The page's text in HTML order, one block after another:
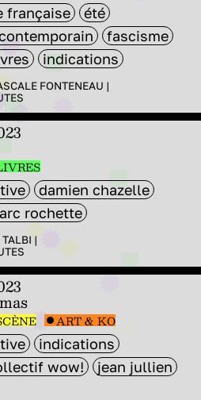
française
été
fascisme
indications
FONTENEAU |
damien chazelle
rochette
|
ART & KO
indications
wow!
jean jullien